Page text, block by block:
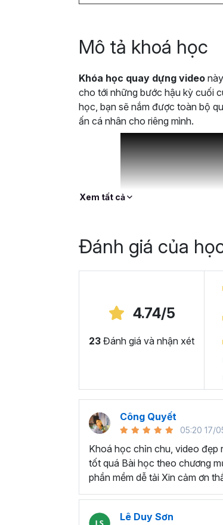
Mô tả khoá học
Khóa học quay dựng video
cho tới những bước hậu kỳ cuối
học, bạn sẽ nắm được toàn bộ
ấn cá nhân cho riêng mình.
BẠN SẼ HỌC ĐƯỢC NHỮNG
Hiểu lý do vì sao video
Làm chủ các kỹ năng
quay,...
bằngCapcutvà Premier.
Biết tận dụng các thiết bị
Nắm được cách sản xuất
Biết cách quay dựng video
Thành thục tạo nên những
NHỮNG GÌ HỌC VIÊN LÀM
Học viên dựng video giới thiệu
Xem tất cả
Đánh giá của
4.74/5
23 Đánh giá và nhận xét
Công Quyết
05:20 17/
Khoá học chỉn chu, video đẹp
tốt quá Bài học theo chương
phần mềm dễ tải Xin cảm ơn
Lê Duy Sơn